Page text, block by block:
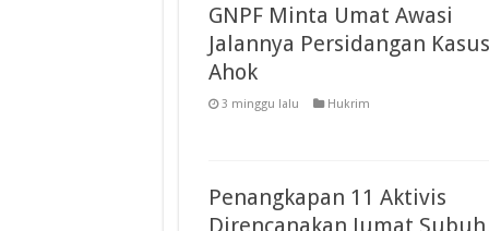
GNPF Minta Umat Awasi
Jalannya Persidangan Kasus
Ahok
3 minggu lalu Hukrim
Penangkapan 11 Aktivis
Direncanakan Jumat